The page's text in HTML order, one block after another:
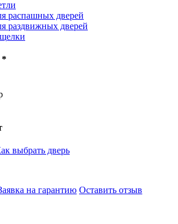
распашных дверей
раздвижных дверей
*
выбрать дверь
на гарантию Оставить отзыв